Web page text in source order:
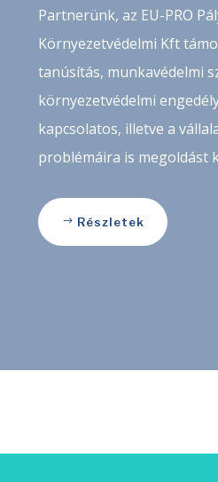
Partnerünk, az EU-PRO
Környezetvédelmi Kft
tanúsítás, munkavédelmi
környezetvédelmi
kapcsolatos, illetve a
problémáira is megoldást
Részletek